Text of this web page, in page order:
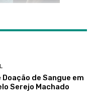
Doação de Sangue em
Serejo Machado